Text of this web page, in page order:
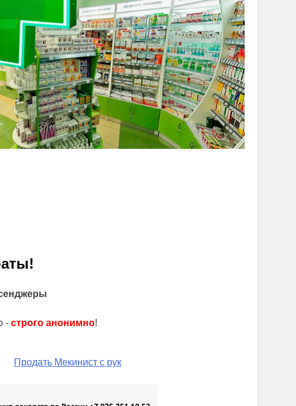
- строго анонимно!
Продать Мекинист с рук